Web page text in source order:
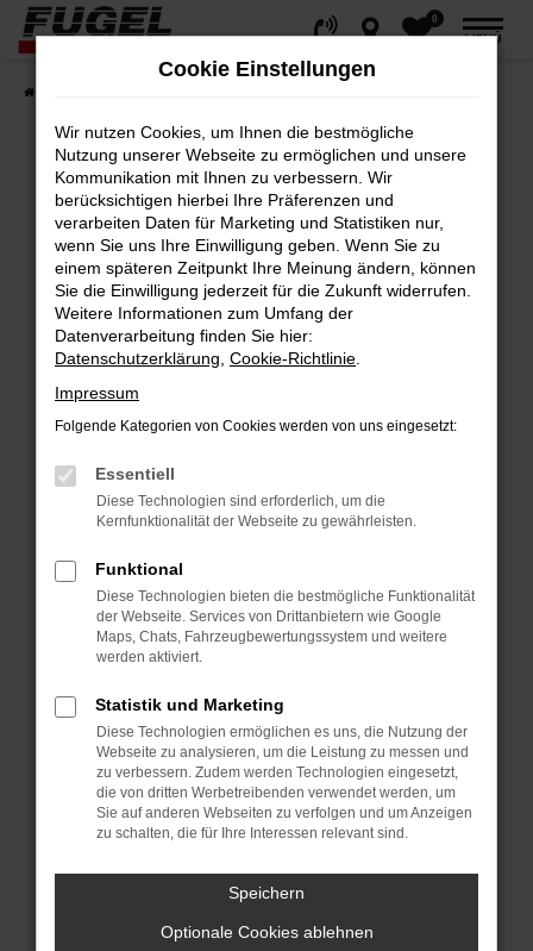
Zum
Hauptinhalt
springen
0
MENÜ
Fehler: Network Error
Beim Laden ist ein Fehler aufgetreten.
Hier sind ein paar Tipps, die dir helfen können:
Überprüfe deine Firewall und deine
Internetverbindung.
Laden andere Webseiten, zum Beispiel
deine Suchmaschine?
Prüfe deine Browsererweiterungen.
Manche Erweiterungen, wie Werbeblocker,
können das Laden bestimmter Seiten
anderen Browser oder in einem privaten
Fenster?
Starte dein Gerät neu.
vorübergehende Probleme zu beheben.
Stelle sicher, dass dein Browser und dein
Betriebssystem auf dem neuesten Stand
sind.
Veraltete Software birgt nicht nur ein
führen, dass bestimmte Funktionen nicht
Cookie Einstellungen
Wir nutzen Cookies, um Ihnen die bestmögliche
Nutzung unserer Webseite zu ermöglichen und unsere
Kommunikation mit Ihnen zu verbessern. Wir
berücksichtigen hierbei Ihre Präferenzen und
verarbeiten Daten für Marketing und Statistiken nur,
wenn Sie uns Ihre Einwilligung geben. Wenn Sie zu
einem späteren Zeitpunkt Ihre Meinung ändern, können
Sie die Einwilligung jederzeit für die Zukunft widerrufen.
Weitere Informationen zum Umfang der
Datenverarbeitung finden Sie hier:
Datenschutzerklärung Cookie-Richtlinie
Impressum
Folgende Kategorien von Cookies werden von uns eingesetzt:
Essentiell
Diese Technologien sind erforderlich, um die
Kernfunktionalität der Webseite zu gewährleisten.
Funktional
Diese Technologien bieten die bestmögliche Funktionalität
der Webseite. Services von Drittanbietern wie Google
Maps, Chats, Fahrzeugbewertungssystem und weitere
werden aktiviert.
Statistik und Marketing
Diese Technologien ermöglichen es uns, die Nutzung der
Webseite zu analysieren, um die Leistung zu messen und
zu verbessern. Zudem werden Technologien eingesetzt,
die von dritten Werbetreibenden verwendet werden, um
Sie auf anderen Webseiten zu verfolgen und um Anzeigen
zu schalten, die für Ihre Interessen relevant sind.
Speichern
Optionale Cookies ablehnen